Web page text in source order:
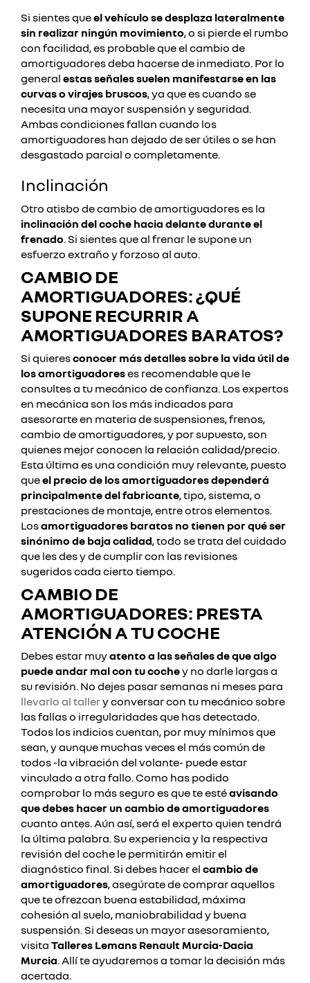
Si sientes queel vehículo se desplaza lateralmente
sin realizar ningún movimiento, o si pierde el rumbo
con facilidad, es probable que el cambio de
amortiguadores deba hacerse de inmediato. Por lo
general estas señales suelen manifestarse en las
curvas o virajes bruscos, ya que es cuando se
necesita una mayor suspensión y seguridad.
Ambas condiciones fallan cuando los
amortiguadores han dejado de ser útiles o se han
desgastado parcial o completamente.
Inclinación
Otro atisbo de cambio de amortiguadores es la
inclinación del coche hacia delante durante el
frenado. Si sientes que al frenar le supone un
esfuerzo extraño y forzoso al auto.
CAMBIO DE
AMORTIGUADORES: ¿QUÉ
SUPONE RECURRIR A
AMORTIGUADORES BARATOS?
Si quieresconocer más detalles sobre la vida útil de
los amortiguadoreses recomendable que le
consultes a tu mecánico de confianza. Los expertos
en mecánica son los más indicados para
asesorarte en materia de suspensiones, frenos,
cambio de amortiguadores, y por supuesto, son
quienes mejor conocen la relación calidad/precio.
Esta última es una condición muy relevante, puesto
queel precio de los amortiguadores dependerá
principalmente del fabricante, tipo, sistema, o
prestaciones de montaje, entre otros elementos.
Losamortiguadores baratos no tienen por qué ser
sinónimo de baja calidad, todo se trata del cuidado
que les des y de cumplir con las revisiones
sugeridos cada cierto tiempo.
CAMBIO DE
AMORTIGUADORES: PRESTA
ATENCIÓN A TU COCHE
Debes estar muyatento a las señales de que algo
puede andar mal con tu cochey no darle largas a
su revisión. No dejes pasar semanas ni meses para
llevarlo al tallery conversar con tu mecánico sobre
las fallas o irregularidades que has detectado.
Todos los indicios cuentan, por muy mínimos que
sean, y aunque muchas veces el más común de
todos -la vibración del volante- puede estar
vinculado a otra fallo. Como has podido
comprobar lo más seguro es que te estéavisando
que debes hacer un cambio de amortiguadores
cuanto antes. Aún así, será el experto quien tendrá
la última palabra. Su experiencia y la respectiva
revisión del coche le permitirán emitir el
diagnóstico final. Si debes hacer el cambio de
amortiguadores, asegúrate de comprar aquellos
que te ofrezcan buena estabilidad, máxima
cohesión al suelo, maniobrabilidad y buena
suspensión. Si deseas un mayor asesoramiento,
visita Talleres Lemans Renault Murcia-Dacia
Murcia. Allí te ayudaremos a tomar la decisión más
acertada.